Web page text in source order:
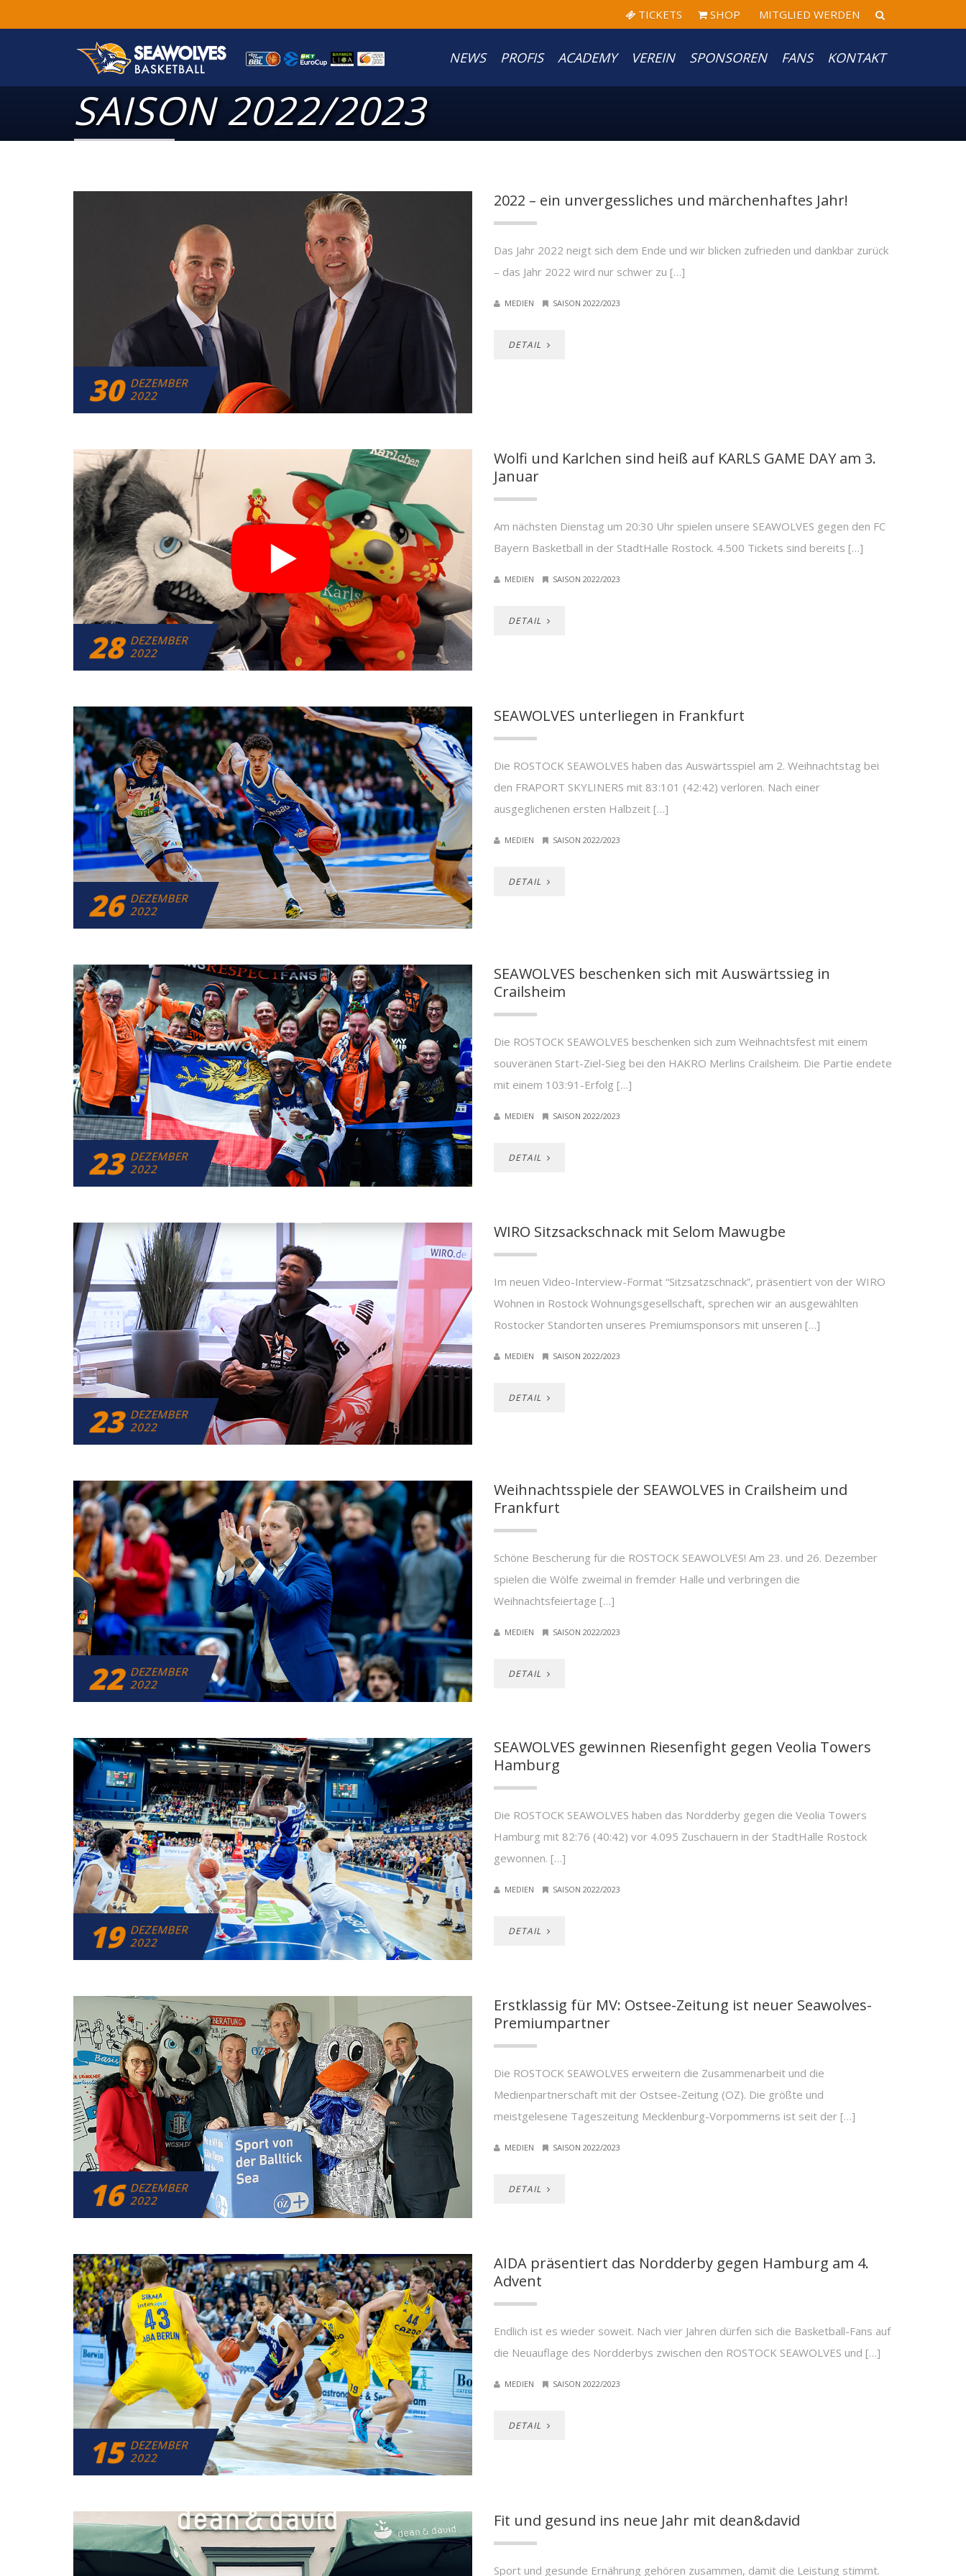
TICKETS SHOP MITGLIED WERDEN
NEWS PROFIS ACADEMY VEREIN SPONSOREN FANS KONTAKT
SAISON 2022/2023
30 DEZEMBER
2022
2022 – ein unvergessliches und märchenhaftes Jahr!
Das Jahr 2022 neigt sich dem Ende und wir blicken zufrieden und dankbar zurück
– das Jahr 2022 wird nur schwer zu […]
MEDIEN SAISON 2022/2023
DETAIL
28 DEZEMBER
2022
Wolfi und Karlchen sind heiß auf KARLS GAME DAY am 3.
Januar
Am nächsten Dienstag um 20:30 Uhr spielen unsere SEAWOLVES gegen den FC
Bayern Basketball in der StadtHalle Rostock. 4.500 Tickets sind bereits […]
MEDIEN SAISON 2022/2023
DETAIL
26 DEZEMBER
2022
SEAWOLVES unterliegen in Frankfurt
Die ROSTOCK SEAWOLVES haben das Auswärtsspiel am 2. Weihnachtstag bei
den FRAPORT SKYLINERS mit 83:101 (42:42) verloren. Nach einer
ausgeglichenen ersten Halbzeit […]
MEDIEN SAISON 2022/2023
DETAIL
23 DEZEMBER
2022
SEAWOLVES beschenken sich mit Auswärtssieg in
Crailsheim
Die ROSTOCK SEAWOLVES beschenken sich zum Weihnachtsfest mit einem
souveränen Start-Ziel-Sieg bei den HAKRO Merlins Crailsheim. Die Partie endete
mit einem 103:91-Erfolg […]
MEDIEN SAISON 2022/2023
DETAIL
23 DEZEMBER
2022
WIRO Sitzsackschnack mit Selom Mawugbe
Im neuen Video-Interview-Format “Sitzsatzschnack”, präsentiert von der WIRO
Wohnen in Rostock Wohnungsgesellschaft, sprechen wir an ausgewählten
Rostocker Standorten unseres Premiumsponsors mit unseren […]
MEDIEN SAISON 2022/2023
DETAIL
22 DEZEMBER
2022
Weihnachtsspiele der SEAWOLVES in Crailsheim und
Frankfurt
Schöne Bescherung für die ROSTOCK SEAWOLVES! Am 23. und 26. Dezember
spielen die Wölfe zweimal in fremder Halle und verbringen die
Weihnachtsfeiertage […]
MEDIEN SAISON 2022/2023
DETAIL
19 DEZEMBER
2022
SEAWOLVES gewinnen Riesenfight gegen Veolia Towers
Hamburg
Die ROSTOCK SEAWOLVES haben das Nordderby gegen die Veolia Towers
Hamburg mit 82:76 (40:42) vor 4.095 Zuschauern in der StadtHalle Rostock
gewonnen. […]
MEDIEN SAISON 2022/2023
DETAIL
16 DEZEMBER
2022
Erstklassig für MV: Ostsee-Zeitung ist neuer Seawolves-
Premiumpartner
Die ROSTOCK SEAWOLVES erweitern die Zusammenarbeit und die
Medienpartnerschaft mit der Ostsee-Zeitung (OZ). Die größte und
meistgelesene Tageszeitung Mecklenburg-Vorpommerns ist seit der […]
MEDIEN SAISON 2022/2023
DETAIL
15 DEZEMBER
2022
AIDA präsentiert das Nordderby gegen Hamburg am 4.
Advent
Endlich ist es wieder soweit. Nach vier Jahren dürfen sich die Basketball-Fans auf
die Neuauflage des Nordderbys zwischen den ROSTOCK SEAWOLVES und […]
MEDIEN SAISON 2022/2023
DETAIL
Fit und gesund ins neue Jahr mit dean&david
Sport und gesunde Ernährung gehören zusammen, damit die Leistung stimmt.